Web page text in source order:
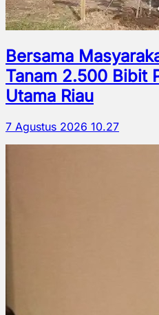
Bersama
Tanam 2.500 Bibit
Utama Riau
7 Agustus 2026 10.27